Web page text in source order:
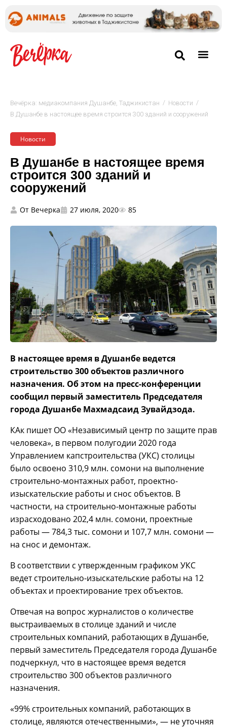
Вечёрка: медиакомпания Душанбе, Таджикистан / Новости /
В Душанбе в настоящее время строится 300 зданий и сооружений
Новости
В Душанбе в настоящее время
строится 300 зданий и
сооружений
От Вечерка 27 июля, 2020 85
В настоящее время в Душанбе ведется
строительство 300 объектов различного
назначения. Об этом на пресс-конференции
сообщил первый заместитель Председателя
города Душанбе Махмадсаид Зувайдзода.
КАк пишет ОО «Независимый центр по защите прав
человека», в первом полугодии 2020 года
Управлением капстроительства (УКС) столицы
было освоено 310,9 млн. сомони на выполнение
строительно-монтажных работ, проектно-
изыскательские работы и снос объектов. В
частности, на строительно-монтажные работы
израсходовано 202,4 млн. сомони, проектные
работы — 784,3 тыс. сомони и 107,7 млн. сомони —
на снос и демонтаж.
В соответствии с утвержденным графиком УКС
ведет строительно-изыскательские работы на 12
объектах и проектирование трех объектов.
Отвечая на вопрос журналистов о количестве
выстраиваемых в столице зданий и числе
строительных компаний, работающих в Душанбе,
первый заместитель Председателя города Душанбе
подчеркнул, что в настоящее время ведется
строительство 300 объектов различного
назначения.
«99% строительных компаний, работающих в
столице, являются отечественными», — не уточняя